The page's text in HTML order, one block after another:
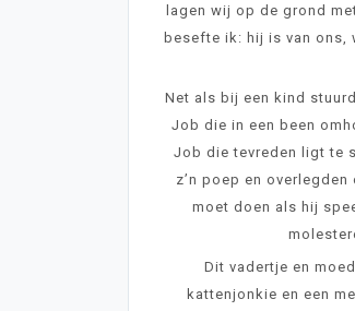
lagen wij op de grond
besefte ik: hij is van ons,
Net als bij een kind
Job die in een been
Job die tevreden ligt te
z’n poep en
moet doen als hij
Dit vadertje en
kattenjonkie en een